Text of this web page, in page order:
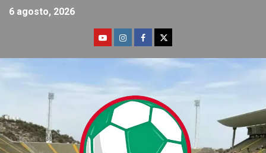
6 agosto, 2026